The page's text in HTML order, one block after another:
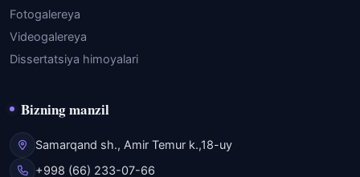
Fotogalereya
Videogalereya
Dissertatsiya himoyalari
Bizning manzil
Samarqand sh., Amir Temur k.,18-uy
+998 (66) 233-07-66